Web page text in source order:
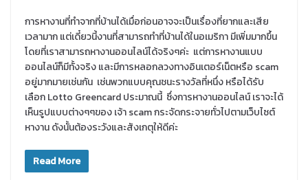
การหางานที่ทำจากที่บ้านได้เมื่อก่อนอาจจะเป็นเรื่องที่ยากและเสีย
เวลามาก แต่เดี๋ยวนี้งานที่สามารถทำที่บ้านได้ในอเมริกา มีเพิ่มมากขึ้น
โดยที่เราสามารถหางานออนไลน์ได้จริงๆค่ะ แต่การหางานแบบ
ออนไลน์ก็มีทั้งจริง และมีการหลอกลวงทางอินเตอร์เน็ตหรือ scam
อยู่มากมายเช่นกัน เช่นพวกแบบคุณชนะรางวัลที่หนึ่ง หรือได้รับ
เลือก Lotto Greencard ประมาณนี้ ซึ่งการหางานออนไลน์ เราจะได้
เห็นรูปแบบต่างๆๆของ เจ้า scam กระจัดกระจายทั่วไปตามเว็บไซต์
หางาน ดังนั้นต้องระวังและสังเกตุให้ดีค่ะ
Read More